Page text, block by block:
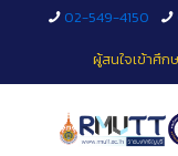
02-549-4150
ผู้สนใจเข้าศึก